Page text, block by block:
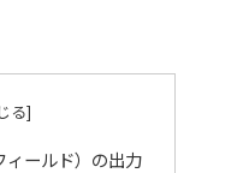
ールド）の出力